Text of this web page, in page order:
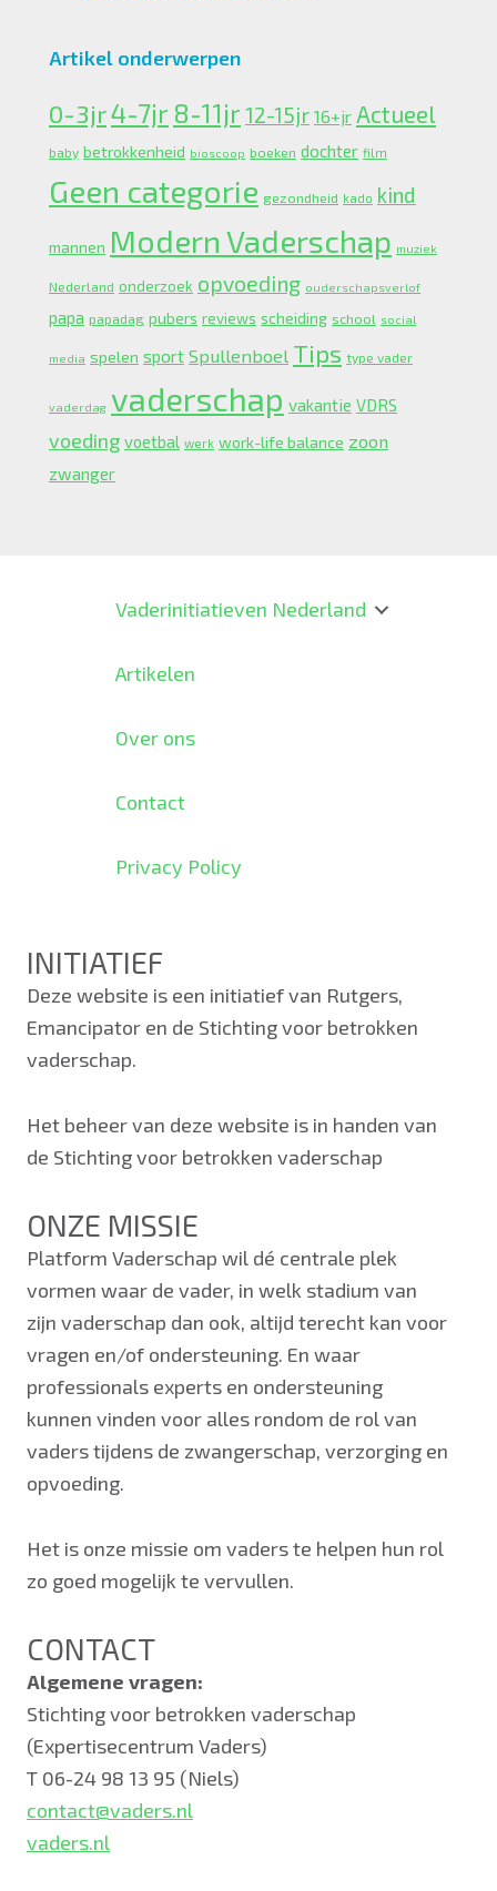
Artikel onderwerpen
0-3jr4-7jr 8-11jr 12-15jr 16+jr Actueel
baby betrokkenheid bioscoop boeken dochter film
Geen categorie gezondheid kado kind
mannen Modern Vaderschap muziek
Nederland onderzoek opvoeding ouderschapsverlof
papa papadag pubers reviews scheiding school social
media spelen sport Spullenboel Tips type vader
vaderdag vaderschap vakantie VDRS
voeding voetbal werk work-life balance zoon
zwanger
Vaderinitiatieven Nederland
Artikelen
Over ons
Contact
Privacy Policy
INITIATIEF
Deze website is een initiatief van Rutgers,
Emancipator en de Stichting voor betrokken
vaderschap.
Het beheer van deze website is in handen van
de Stichting voor betrokken vaderschap
ONZE MISSIE
Platform Vaderschap wil dé centrale plek
vormen waar de vader, in welk stadium van
zijn vaderschap dan ook, altijd terecht kan voor
vragen en/of ondersteuning. En waar
professionals experts en ondersteuning
kunnen vinden voor alles rondom de rol van
vaders tijdens de zwangerschap, verzorging en
opvoeding.
Het is onze missie om vaders te helpen hun rol
zo goed mogelijk te vervullen.
CONTACT
Algemene vragen:
Stichting voor betrokken vaderschap
(Expertisecentrum Vaders)
T 06-24 98 13 95 (Niels)
contact@vaders.nl
vaders.nl